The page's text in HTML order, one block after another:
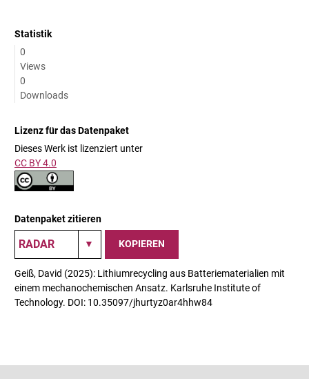
Statistik
0
Views
0
Downloads
Lizenz für das Datenpaket
Dieses Werk ist lizenziert unter
CC BY 4.0
Datenpaket zitieren
KOPIEREN
Geiß, David (2025): Lithiumrecycling aus Batteriematerialien mit
einem mechanochemischen Ansatz. Karlsruhe Institute of
Technology. DOI: 10.35097/jhurtyz0ar4hhw84